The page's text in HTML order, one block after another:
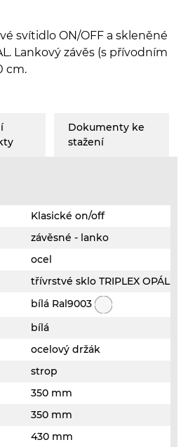
svítidlo ON/OFF a skleněné
Lankový závěs (s přívodním
cm.
Dokumenty ke
stažení
Klasické on/off
závěsné - lanko
ocel
třívrstvé sklo TRIPLEX OPÁL
bílá Ral9003
bílá
ocelový držák
strop
350 mm
350 mm
430 mm